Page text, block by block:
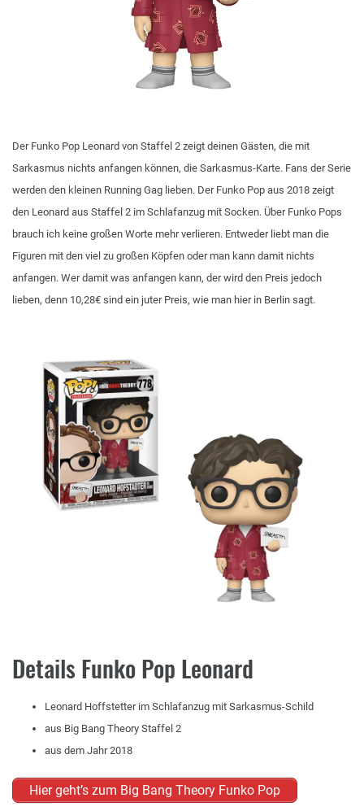
Der Funko Pop Leonard von Staffel 2 zeigt deinen Gästen, die mit
Sarkasmus nichts anfangen können, die Sarkasmus-Karte. Fans der Serie
werden den kleinen Running Gag lieben. Der Funko Pop aus 2018 zeigt
den Leonard aus Staffel 2 im Schlafanzug mit Socken. Über Funko Pops
brauch ich keine großen Worte mehr verlieren. Entweder liebt man die
Figuren mit den viel zu großen Köpfen oder man kann damit nichts
anfangen. Wer damit was anfangen kann, der wird den Preis jedoch
lieben, denn 10,28€ sind ein juter Preis, wie man hier in Berlin sagt.
Details Funko Pop Leonard
Leonard Hoffstetter im Schlafanzug mit Sarkasmus-Schild
aus Big Bang Theory Staffel 2
aus dem Jahr 2018
Hier geht’s zum Big Bang Theory Funko Pop